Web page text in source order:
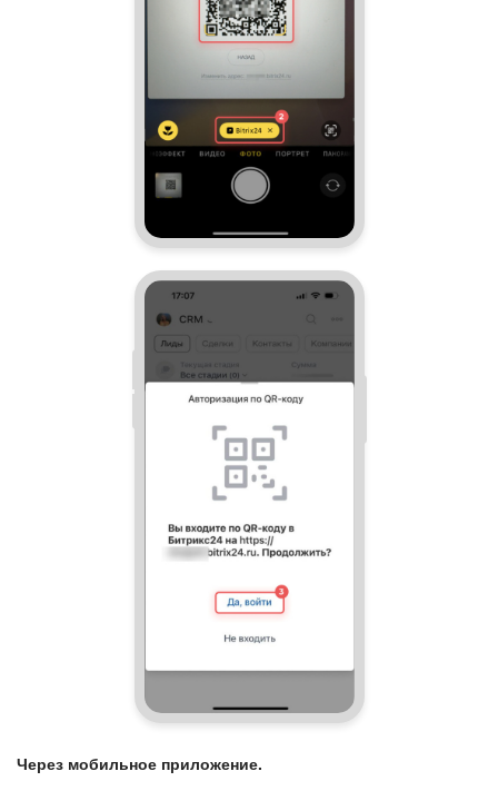
Через мобильное приложение.